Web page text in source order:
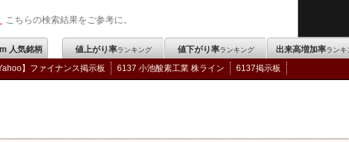
こちらの検索結果をご参考に。
人気銘柄 値上がり率ランキング 値下がり率ランキング 出来高増加率ランキ
Yahoo】ファイナンス掲示板 6137 小池酸素工業 株ライン 6137掲示板